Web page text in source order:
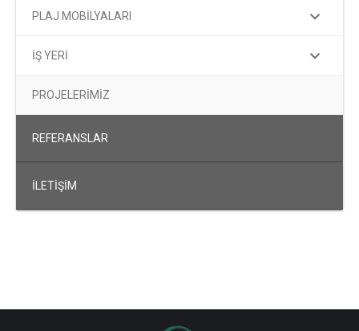
PLAJ MOBİLYALARI
İŞ YERİ
PROJELERİMİZ
REFERANSLAR
İLETİŞİM